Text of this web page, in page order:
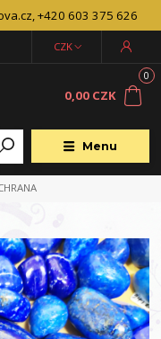
+420 603 375 626
Menu
CZK
0
0,00 CZK